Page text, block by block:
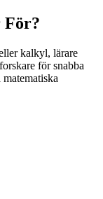
För?
kalkyl, lärare
för snabba